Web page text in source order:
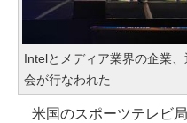
Intelとメディア業界の企業
会が行なわれた
米国のスポーツテレビ